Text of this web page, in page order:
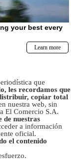
que
les recordamos que
copiar total
nuestra web, sin
El Comercio S.A.
de nuestras
a información
oficial.
el contenido